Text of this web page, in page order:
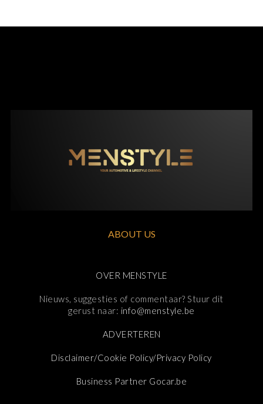
ABOUT US
OVER MENSTYLE
Nieuws, suggesties of commentaar? Stuur dit
gerust naar: info@menstyle.be
ADVERTEREN
Disclaimer/Cookie Policy/Privacy Policy
Business Partner Gocar.be